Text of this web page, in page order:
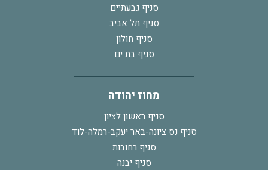
סניף גבעתיים
סניף תל אביב
סניף חולון
סניף בת ים
מחוז יהודה
סניף ראשון לציון
סניף נס ציונה-באר יעקב-רמלה-לוד
סניף רחובות
סניף יבנה